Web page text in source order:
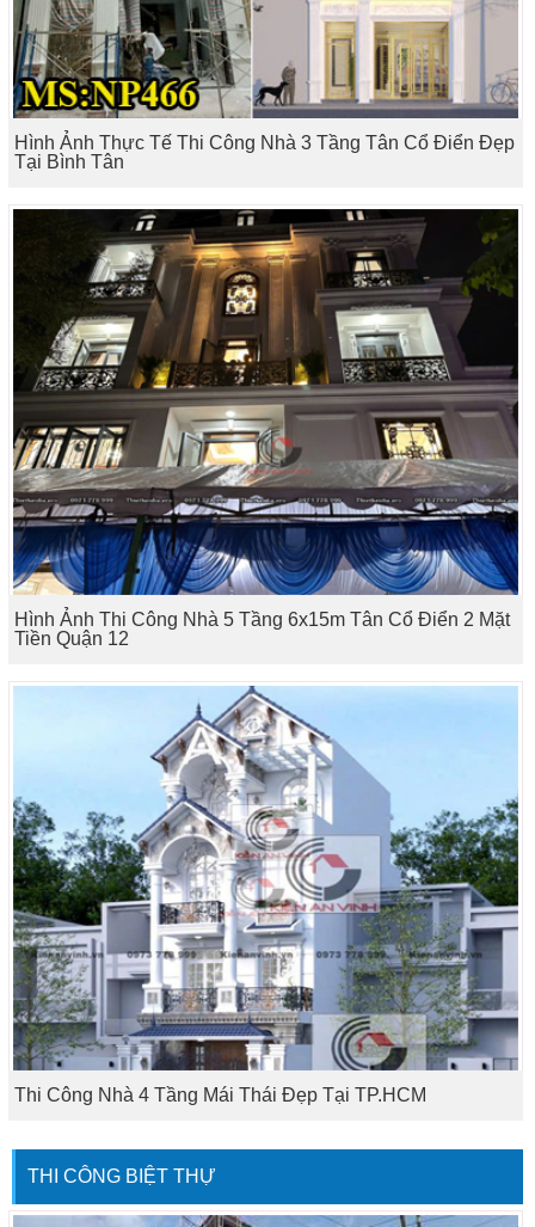
Hình Ảnh Thực Tế Thi Công Nhà 3 Tầng Tân Cổ Điển Đẹp
Tại Bình Tân
Hình Ảnh Thi Công Nhà 5 Tầng 6x15m Tân Cổ Điển 2 Mặt
Tiền Quận 12
Thi Công Nhà 4 Tầng Mái Thái Đẹp Tại TP.HCM
THI CÔNG BIỆT THỰ